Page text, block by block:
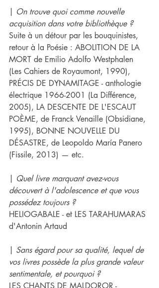
On trouve quoi comme nouvelle
acquisition dans votre bibliothèque ?
Suite à un détour par les bouquinistes,
retour à la Poésie : ABOLITION DE LA
MORT de Emilio Adolfo Westphalen
(Les Cahiers de Royaumont, 1990),
PRÉCIS DE DYNAMITAGE - anthologie
électrique 1966-2001 (La Différence,
2005), LA DESCENTE DE L'ESCAUT
POÈME, de Franck Venaille (Obsidiane,
1995), BONNE NOUVELLE DU
DÉSASTRE, de Leopoldo María Panero
(Fissile, 2013) — etc.
Quel livre marquant avez-vous
découvert à l'adolescence et que vous
possédez toujours ?
HELIOGABALE - et LES TARAHUMARAS
d'Antonin Artaud
Sans égard pour sa qualité, lequel de
vos livres possède la plus grande valeur
sentimentale, et pourquoi ?
LES CHANTS DE MALDOROR -